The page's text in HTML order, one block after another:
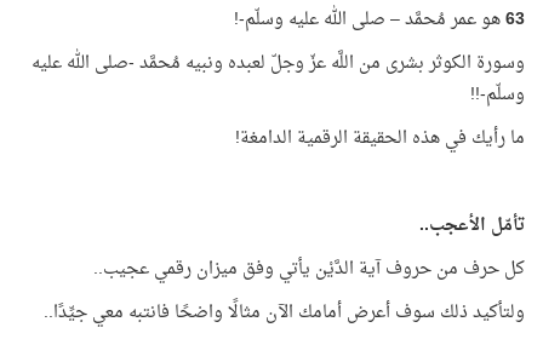
63هو عمر مُحمَّد – صلى الله عليه وسلّم-!
وسورة الكوثر بشرى من اللَّه عزّ وجلّ لعبده ونبيه مُحمَّد -صلى الله عليه
وسلّم-!!
ما رأيك في هذه الحقيقة الرقمية الدامغة!
تأمّل الأعجب..
كل حرف من حروف آية الدَّيْن يأتي وفق ميزان رقمي عجيب..
ولتأكيد ذلك سوف أعرض أمامك الآن مثالًا واضحًا فانتبه معي جيِّدًا..